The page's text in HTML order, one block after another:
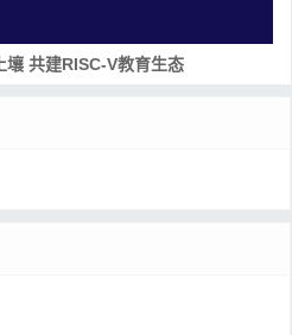
壤 共建RISC-V教育生态